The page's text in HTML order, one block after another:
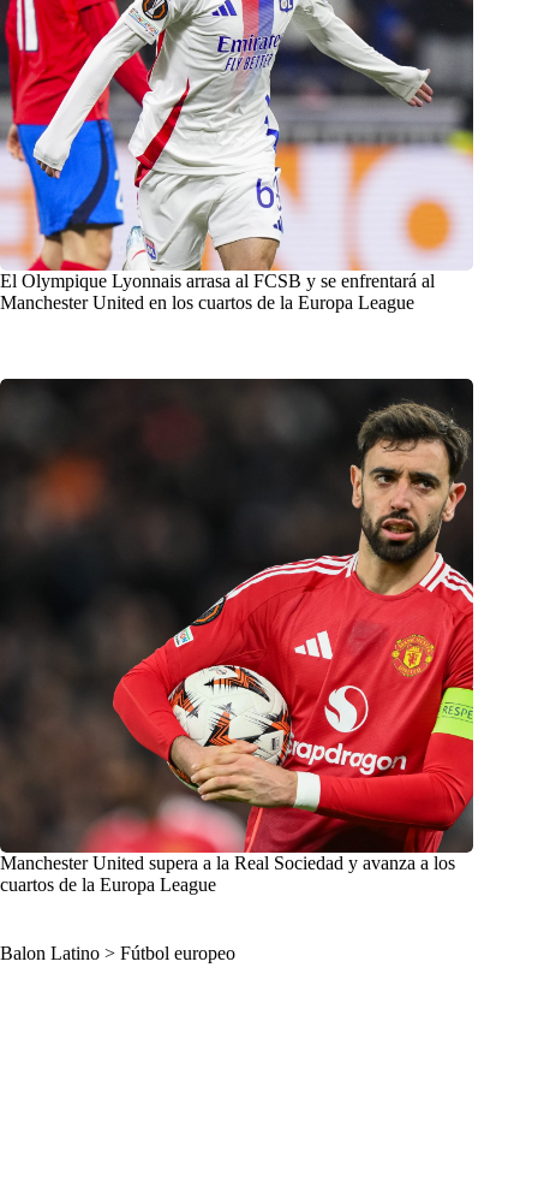
El Olympique Lyonnais arrasa al FCSB y se enfrentará al
Manchester United en los cuartos de la Europa League
Manchester United supera a la Real Sociedad y avanza a los
cuartos de la Europa League
Balon Latino > Fútbol europeo